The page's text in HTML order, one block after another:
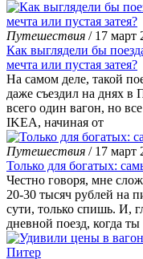
Путешествия / 17 март
Как выглядели бы
мечта или пустая затея?
На самом деле, такой
даже съездил на днях в
всего один вагон, но
IKEA, начиная от
Путешествия / 17 март
Только для богатых:
Честно говоря, мне
20-30 тысяч рублей на
сути, только спишь. И,
дневной поезд, когда ты